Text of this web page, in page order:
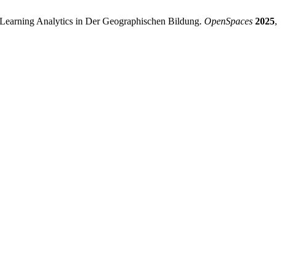
Analytics in Der Geographischen Bildung. OpenSpaces 2025,